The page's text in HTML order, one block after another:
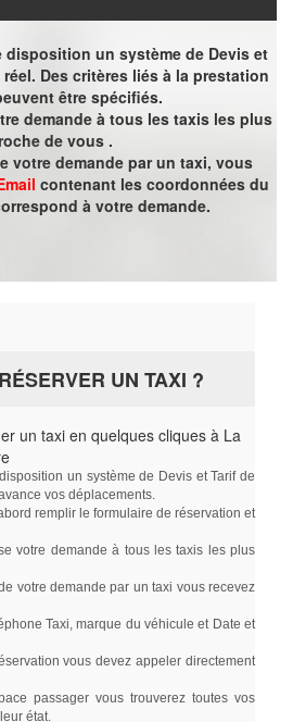
disposition un système de Devis et
Des critères liés à la prestation
être spécifiés.
demande à tous les taxis les plus
de vous .
votre demande par un taxi, vous
contenant les coordonnées du
à votre demande.
UN TAXI ?
un taxi en quelques cliques à La
un système de Devis et Tarif de
vos déplacements.
remplir le formulaire de réservation et
votre demande à tous les taxis les plus
votre demande par un taxi vous recevez
Taxi, marque du véhicule et Date et
vous devez appeler directement
passager vous trouverez toutes vos
état.